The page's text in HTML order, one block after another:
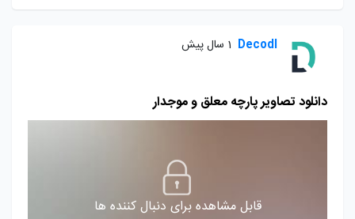
Decodl 1 سال پیش
دانلود تصاویر پارچه معلق و موجدار
قابل مشاهده برای دنبال کننده ها